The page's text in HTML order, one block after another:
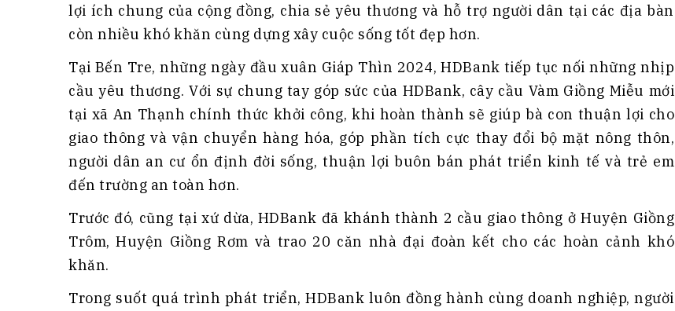
lợi ích chung của cộng đồng, chia sẻ yêu thương và hỗ trợ người dân tại các địa bàn
còn nhiều khó khăn cùng dựng xây cuộc sống tốt đẹp hơn.
Tại Bến Tre, những ngày đầu xuân Giáp Thìn 2024, HDBank tiếp tục nối những nhịp
cầu yêu thương. Với sự chung tay góp sức của HDBank, cây cầu Vàm Giồng Miễu mới
tại xã An Thạnh chính thức khởi công, khi hoàn thành sẽ giúp bà con thuận lợi cho
giao thông và vận chuyển hàng hóa, góp phần tích cực thay đổi bộ mặt nông thôn,
người dân an cư ổn định đời sống, thuận lợi buôn bán phát triển kinh tế và trẻ em
đến trường an toàn hơn.
Trước đó, cũng tại xứ dừa, HDBank đã khánh thành 2 cầu giao thông ở Huyện Giồng
Trôm, Huyện Giồng Rơm và trao 20 căn nhà đại đoàn kết cho các hoàn cảnh khó
khăn.
Trong suốt quá trình phát triển, HDBank luôn đồng hành cùng doanh nghiệp, người